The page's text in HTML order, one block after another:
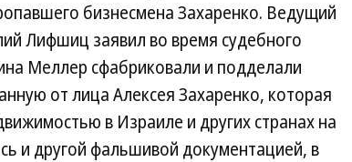
бизнесмена Захаренко. Ведущий
Лифшиц заявил во время судебного
Меллер сфабриковали и подделали
от лица Алексея Захаренко, которая
в Израиле и других странах на
и другой фальшивой документацией, в